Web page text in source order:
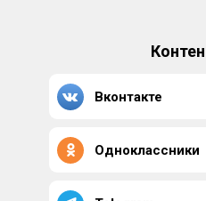
Вконтакте
Одноклассники